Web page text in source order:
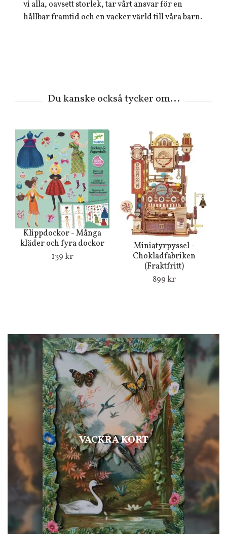
VACKRA KORT
vi alla, oavsett storlek, tar vårt ansvar för en
hållbar framtid och en vacker värld till våra barn.
Klippdockor - Många
kläder och fyra dockor
139 kr
Miniatyrpyssel -
Chokladfabriken
(Fraktfritt)
899 kr